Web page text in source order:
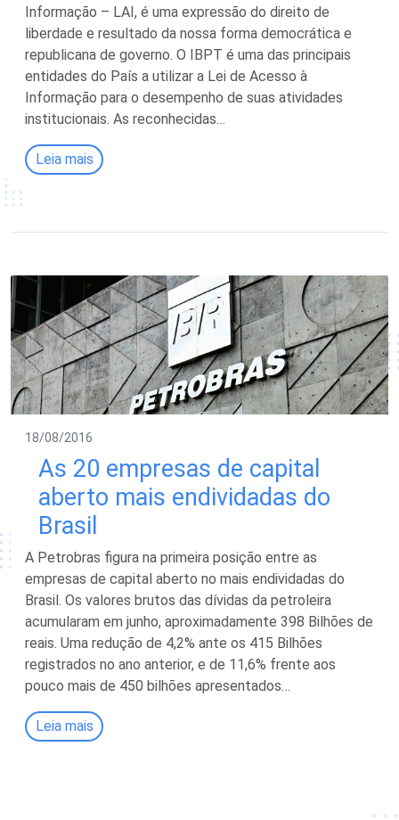
Informação – LAI, é uma expressão do direito de
liberdade e resultado da nossa forma democrática e
republicana de governo. O IBPT é uma das principais
entidades do País a utilizar a Lei de Acesso à
Informação para o desempenho de suas atividades
institucionais. As reconhecidas…
Leia mais
18/08/2016
As 20 empresas de capital
aberto mais endividadas do
Brasil
A Petrobras figura na primeira posição entre as
empresas de capital aberto no mais endividadas do
Brasil. Os valores brutos das dívidas da petroleira
acumularam em junho, aproximadamente 398 Bilhões de
reais. Uma redução de 4,2% ante os 415 Bilhões
registrados no ano anterior, e de 11,6% frente aos
pouco mais de 450 bilhões apresentados…
Leia mais